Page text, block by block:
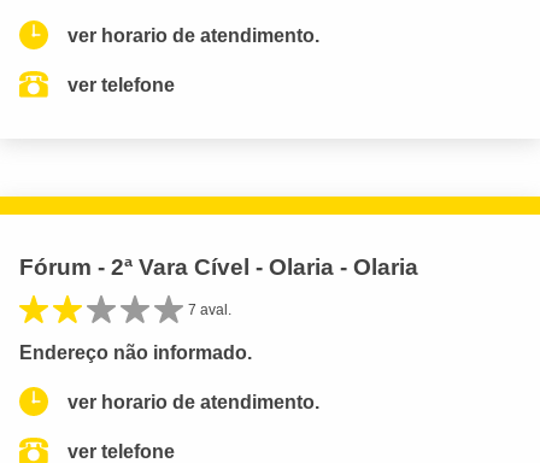
ver horario de atendimento.
ver telefone
Fórum - 2ª Vara Cível - Olaria - Olaria
7 aval.
Endereço não informado.
ver horario de atendimento.
ver telefone